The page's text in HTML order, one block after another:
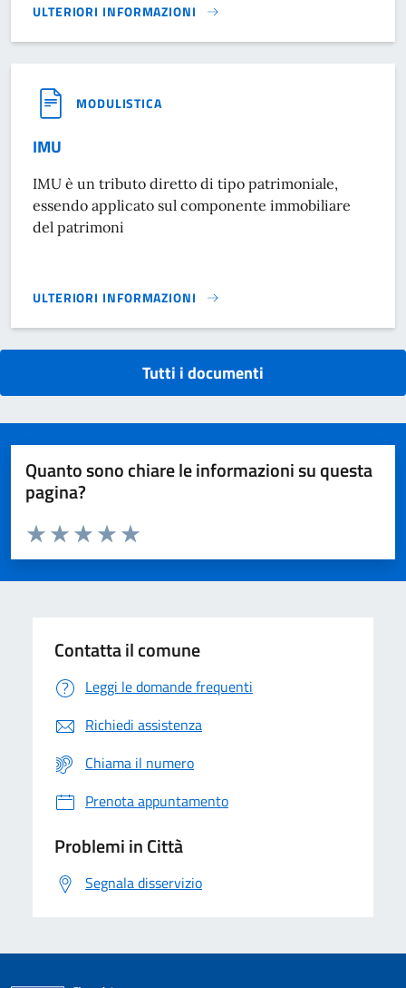
ULTERIORI INFORMAZIONI
ALIQUOTE IMU IN VIGORE}
MODULISTICA
IMU
IMU è un tributo diretto di tipo patrimoniale,
essendo applicato sul componente immobiliare
del patrimoni
ULTERIORI INFORMAZIONI
IMU}
Tutti i documenti
Quanto sono chiare le informazioni su questa
pagina?
Domanda
Valuta da 1 a 5 stelle la pagina
Valuta 5 stelle su 5
Valuta 4 stelle su 5
Valuta 3 stelle su 5
Valuta 2 stelle su 5
Valuta 1 stelle su 5
Contatta il comune
Leggi le domande frequenti
Richiedi assistenza
Chiama il numero
Prenota appuntamento
Problemi in Città
Segnala disservizio